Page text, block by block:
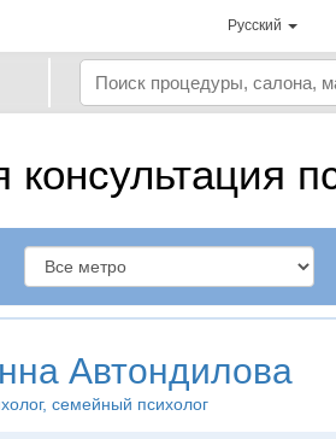
Русский
Автондилова
семейный психолог